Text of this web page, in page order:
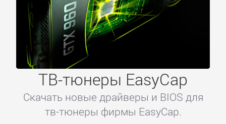
ТВ-тюнеры EasyCap
Скачать новые драйверы и BIOS для
тв-тюнеры фирмы EasyCap.
Главное